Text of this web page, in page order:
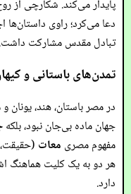
پایدار می‌کند. شکارچی از
دعا می‌کرد؛ راوی داستان‌ها
تبادل مقدس مشارکت داشت.
تمدن‌های باستانی و
در مصر باستان، هند،
جهان ماده بی‌جان نبود، بلکه
مفهوم مصری معات
هر دو به یک کلیت هماهنگ
دارد.